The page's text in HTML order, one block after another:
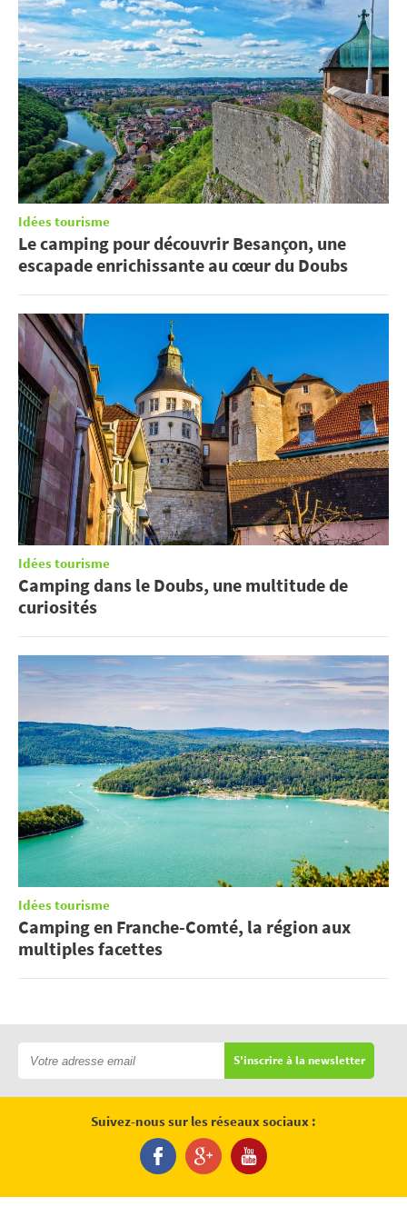
Idées tourisme
Le camping pour découvrir Besançon, une
escapade enrichissante au cœur du Doubs
Idées tourisme
Camping dans le Doubs, une multitude de
curiosités
Idées tourisme
Camping en Franche-Comté, la région aux
multiples facettes
S'inscrire à la newsletter
Suivez-nous sur les réseaux sociaux :